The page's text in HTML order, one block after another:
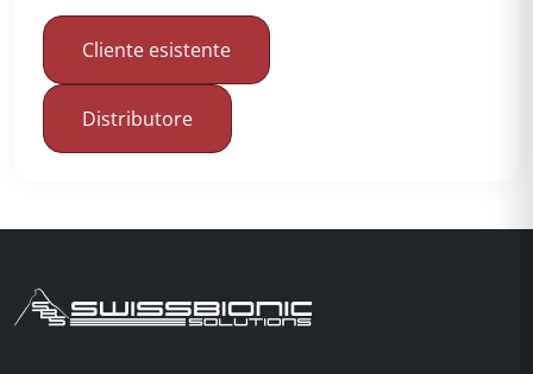
Cliente esistente
Distributore